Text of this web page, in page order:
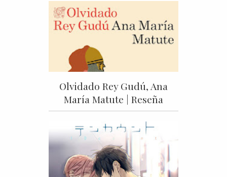
Olvidado Rey Gudú, Ana
María Matute | Reseña